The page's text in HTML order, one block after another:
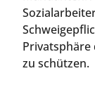
zu schützen.